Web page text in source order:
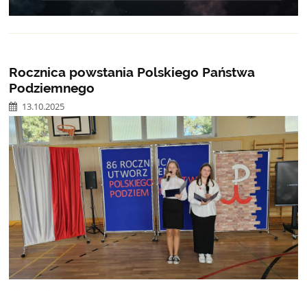
Rocznica powstania Polskiego Państwa
Podziemnego
13.10.2025